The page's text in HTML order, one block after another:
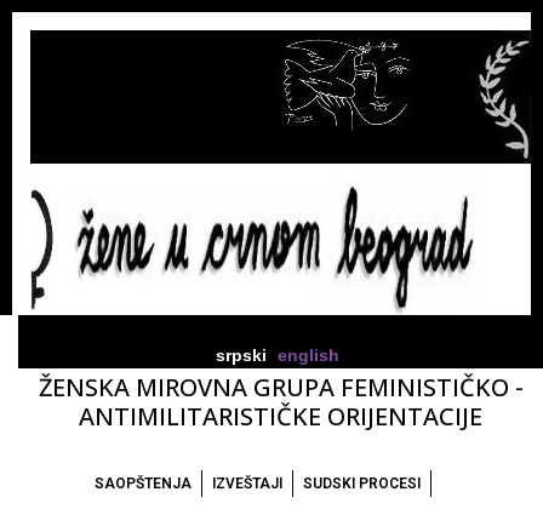
srpski english
ŽENSKA MIROVNA GRUPA FEMINISTIČKO -
ANTIMILITARISTIČKE ORIJENTACIJE
SAOPŠTENJA IZVEŠTAJI SUDSKI PROCESI